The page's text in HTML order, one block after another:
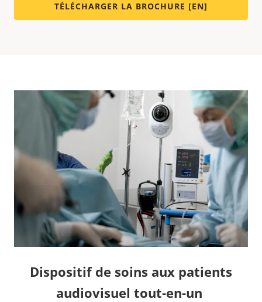
TÉLÉCHARGER LA BROCHURE [EN]
Dispositif de soins aux patients
audiovisuel tout-en-un